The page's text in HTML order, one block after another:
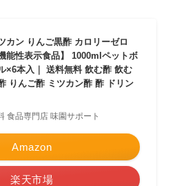
カン りんご黒酢 カロリーゼロ
機能性表示食品】 1000mlペットボ
×6本入｜ 送料無料 飲む酢 飲む
りんご酢 ミツカン酢 酢 ドリン
食品専門店 味園サポート
Amazon
楽天市場